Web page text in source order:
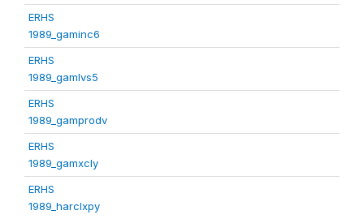
ERHS
1989_gaminc6
ERHS
1989_gamlvs5
ERHS
1989_gamprodv
ERHS
1989_gamxcly
ERHS
1989_harclxpy